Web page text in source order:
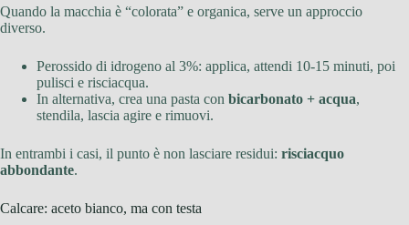
Quando la macchia è “colorata” e organica, serve un approccio
diverso.
Perossido di idrogeno al 3%: applica, attendi 10-15 minuti, poi
pulisci e risciacqua.
In alternativa, crea una pasta con bicarbonato + acqua,
stendila, lascia agire e rimuovi.
In entrambi i casi, il punto è non lasciare residui: risciacquo
abbondante.
Calcare: aceto bianco, ma con testa